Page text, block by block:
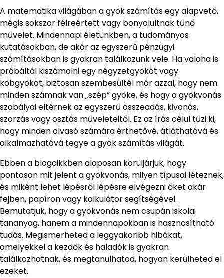
A matematika világában a gyök számítás egy alapvető,
mégis sokszor félreértett vagy bonyolultnak tűnő
művelet. Mindennapi életünkben, a tudományos
kutatásokban, de akár az egyszerű pénzügyi
számításokban is gyakran találkozunk vele. Ha valaha is
próbáltál kiszámolni egy négyzetgyököt vagy
köbgyököt, biztosan szembesültél már azzal, hogy nem
minden számnak van „szép” gyöke, és hogy a gyökvonás
szabályai eltérnek az egyszerű összeadás, kivonás,
szorzás vagy osztás műveleteitől. Ez az írás célul tűzi ki,
hogy minden olvasó számára érthetővé, átláthatóvá és
alkalmazhatóvá tegye a gyök számítás világát.
Ebben a blogcikkben alaposan körüljárjuk, hogy
pontosan mit jelent a gyökvonás, milyen típusai léteznek,
és miként lehet lépésről lépésre elvégezni őket akár
fejben, papíron vagy kalkulátor segítségével.
Bemutatjuk, hogy a gyökvonás nem csupán iskolai
tananyag, hanem a mindennapokban is hasznosítható
tudás. Megismerheted a leggyakoribb hibákat,
amelyekkel a kezdők és haladók is gyakran
találkozhatnak, és megtanulhatod, hogyan kerülheted el
ezeket.